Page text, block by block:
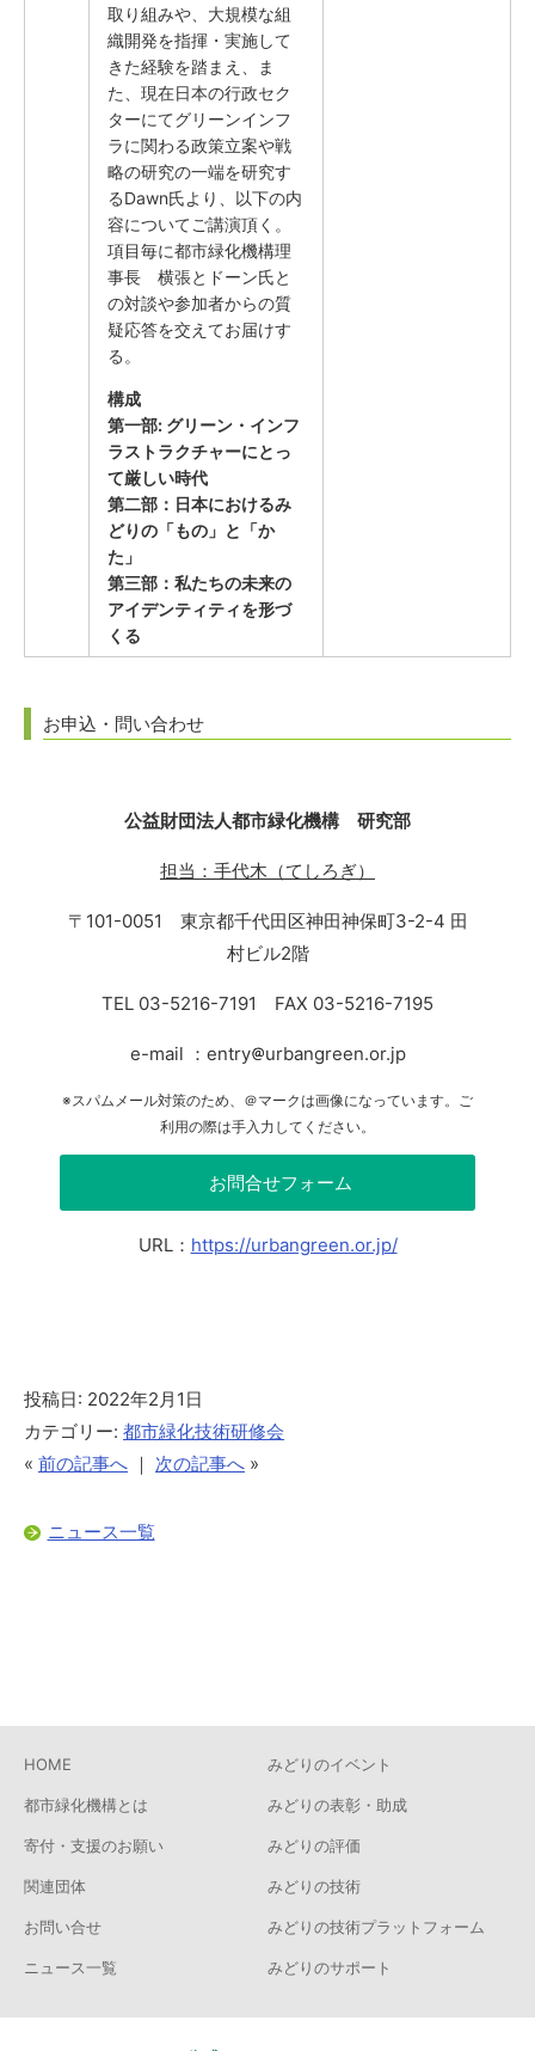
取り組みや、大規模な組
織開発を指揮・実施して
きた経験を踏まえ、ま
た、現在日本の行政セク
ターにてグリーンインフ
ラに関わる政策立案や戦
略の研究の一端を研究す
るDawn氏より、以下の内
容についてご講演頂く。
項目毎に都市緑化機構理
事長 横張とドーン氏と
の対談や参加者からの質
疑応答を交えてお届けす
る。
構成
第一部: グリーン・インフ
ラストラクチャーにとっ
て厳しい時代
第二部：日本におけるみ
どりの「もの」と「か
た」
第三部：私たちの未来の
アイデンティティを形づ
くる
お申込・問い合わせ
公益財団法人都市緑化機構 研究部
担当：手代木（てしろぎ）
〒101-0051 東京都千代田区神田神保町3-2-4 田
村ビル2階
TEL 03-5216-7191 FAX 03-5216-7195
e-mail ：entry urbangreen.or.jp
※スパムメール対策のため、＠マークは画像になっています。ご
利用の際は手入力してください。
お問合せフォーム
URL： https://urbangreen.or.jp/
投稿日: 2022年2月1日
カテゴリー: 都市緑化技術研修会
« 前の記事へ ｜ 次の記事へ »
ニュース一覧
HOME
都市緑化機構とは
寄付・支援のお願い
関連団体
お問い合せ
ニュース一覧
みどりのイベント
みどりの表彰・助成
みどりの評価
みどりの技術
みどりの技術プラットフォーム
みどりのサポート